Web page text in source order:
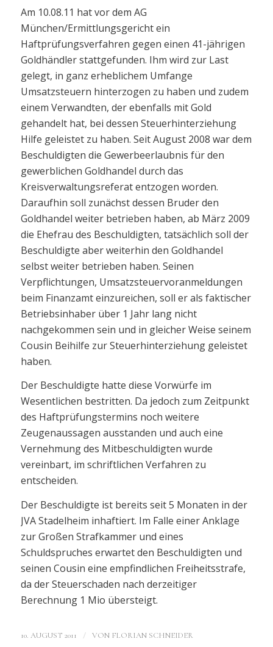
Am 10.08.11 hat vor dem AG
München/Ermittlungsgericht ein
Haftprüfungsverfahren gegen einen 41-jährigen
Goldhändler stattgefunden. Ihm wird zur Last
gelegt, in ganz erheblichem Umfange
Umsatzsteuern hinterzogen zu haben und zudem
einem Verwandten, der ebenfalls mit Gold
gehandelt hat, bei dessen Steuerhinterziehung
Hilfe geleistet zu haben. Seit August 2008 war dem
Beschuldigten die Gewerbeerlaubnis für den
gewerblichen Goldhandel durch das
Kreisverwaltungsreferat entzogen worden.
Daraufhin soll zunächst dessen Bruder den
Goldhandel weiter betrieben haben, ab März 2009
die Ehefrau des Beschuldigten, tatsächlich soll der
Beschuldigte aber weiterhin den Goldhandel
selbst weiter betrieben haben. Seinen
Verpflichtungen, Umsatzsteuervoranmeldungen
beim Finanzamt einzureichen, soll er als faktischer
Betriebsinhaber über 1 Jahr lang nicht
nachgekommen sein und in gleicher Weise seinem
Cousin Beihilfe zur Steuerhinterziehung geleistet
haben.
Der Beschuldigte hatte diese Vorwürfe im
Wesentlichen bestritten. Da jedoch zum Zeitpunkt
des Haftprüfungstermins noch weitere
Zeugenaussagen ausstanden und auch eine
Vernehmung des Mitbeschuldigten wurde
vereinbart, im schriftlichen Verfahren zu
entscheiden.
Der Beschuldigte ist bereits seit 5 Monaten in der
JVA Stadelheim inhaftiert. Im Falle einer Anklage
zur Großen Strafkammer und eines
Schuldspruches erwartet den Beschuldigten und
seinen Cousin eine empfindlichen Freiheitsstrafe,
da der Steuerschaden nach derzeitiger
Berechnung 1 Mio übersteigt.
10. AUGUST 2011 / VON FLORIAN SCHNEIDER